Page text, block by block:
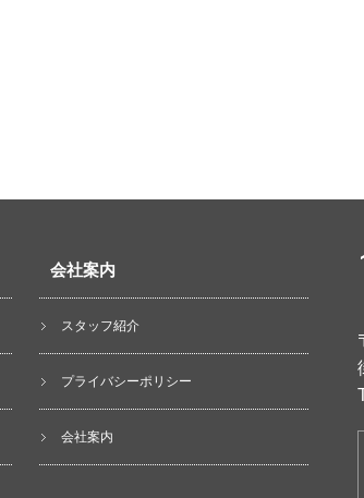
会社案内
スタッフ紹介
プライバシーポリシー
会社案内